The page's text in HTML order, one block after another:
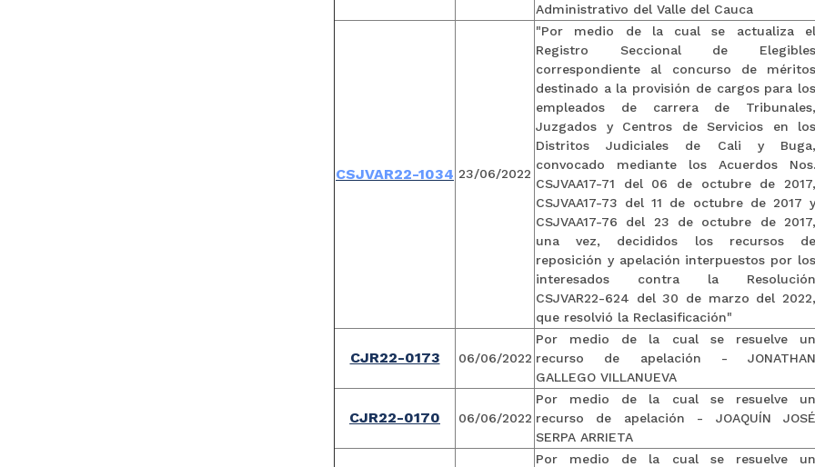
Administrativo del Valle del Cauca
CSJVAR22-1034 23/06/2022
"Por medio de la cual se actualiza el
Registro Seccional de Elegibles
correspondiente al concurso de méritos
destinado a la provisión de cargos para los
empleados de carrera de Tribunales,
Juzgados y Centros de Servicios en los
Distritos Judiciales de Cali y Buga,
convocado mediante los Acuerdos Nos.
CSJVAA17-71 del 06 de octubre de 2017,
CSJVAA17-73 del 11 de octubre de 2017 y
CSJVAA17-76 del 23 de octubre de 2017,
una vez, decididos los recursos de
reposición y apelación interpuestos por los
interesados contra la Resolución
CSJVAR22-624 del 30 de marzo del 2022,
que resolvió la Reclasificación"
CJR22-0173 06/06/2022
Por medio de la cual se resuelve un
recurso de apelación - JONATHAN
GALLEGO VILLANUEVA
CJR22-0170 06/06/2022
Por medio de la cual se resuelve un
recurso de apelación - JOAQUÍN JOSÉ
SERPA ARRIETA
Por medio de la cual se resuelve un